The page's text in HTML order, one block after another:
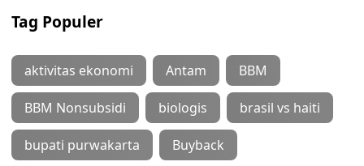
Tag Populer
aktivitas ekonomi Antam BBM
BBM Nonsubsidi biologis brasil vs haiti
bupati purwakarta Buyback